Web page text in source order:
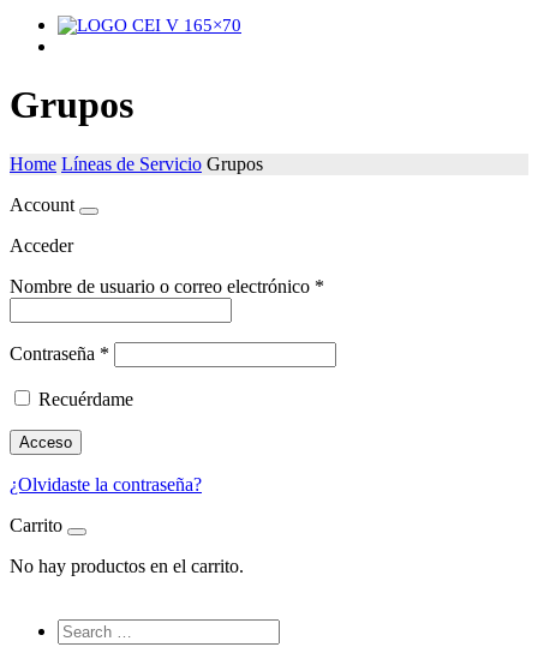
Grupos
Home Líneas de Servicio Grupos
Account
Acceder
Nombre de usuario o correo electrónico *
Contraseña *
Recuérdame
Acceso
¿Olvidaste la contraseña?
Carrito
No hay productos en el carrito.